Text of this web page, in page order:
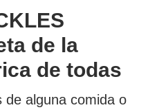
de la
de todas
de alguna comida o